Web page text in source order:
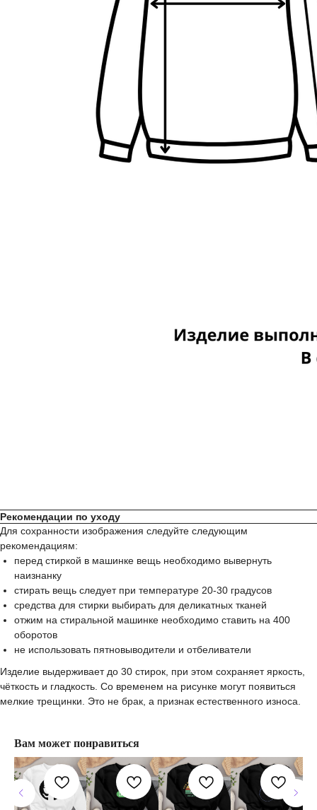
Рекомендации по уходу
Для сохранности изображения следуйте следующим
рекомендациям:
перед стиркой в машинке вещь необходимо вывернуть
наизнанку
стирать вещь следует при температуре 20-30 градусов
средства для стирки выбирать для деликатных тканей
отжим на стиральной машинке необходимо ставить на 400
оборотов
не использовать пятновыводители и отбеливатели
Изделие выдерживает до 30 стирок, при этом сохраняет яркость,
чёткость и гладкость. Со временем на рисунке могут появиться
мелкие трещинки. Это не брак, а признак естественного износа.
Вам может понравиться